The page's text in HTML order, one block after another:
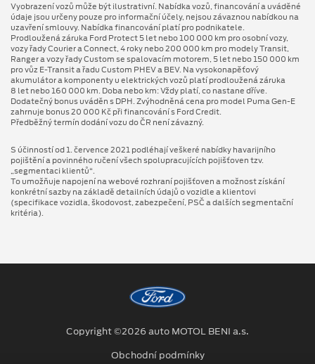
Vyobrazení vozů může být ilustrativní. Nabídka vozů, financování a uváděné
údaje jsou určeny pouze pro informační účely, nejsou závaznou nabídkou na
uzavření smlouvy. Nabídka financování platí pro podnikatele.
Prodloužená záruka Ford Protect 5 let nebo 100 000 km pro osobní vozy,
vozy řady Courier a Connect, 4 roky nebo 200 000 km pro modely Transit,
Ranger a vozy řady Custom se spalovacím motorem, 5 let nebo 150 000 km
pro vůz E-Transit a řadu Custom PHEV a BEV. Na vysokonapěťový
akumulátor a komponenty u elektrických vozů platí prodloužená záruka
8 let nebo 160 000 km. Doba nebo km: Vždy platí, co nastane dříve.
Dodatečný bonus uváděn s DPH. Zvýhodněná cena pro model Puma Gen⁠-⁠E
zahrnuje bonus 20 000 Kč při financování s Ford Credit.
Předběžný termín dodání vozu do ČR není závazný.
S účinností od 1. července 2021 podléhají veškeré nabídky havarijního
pojištění a povinného ručení všech spolupracujících pojišťoven tzv.
„segmentaci klientů“.
To umožňuje napojení na webové rozhraní pojišťoven a možnost získání
konkrétní sazby na základě detailních údajů o vozidle a klientovi
(specifikace vozidla, škodovost, zabezpečení, PSČ a dalších segmentační
kritéria).
Copyright ©2026 auto MOTOL BENI a.s.
Obchodní podmínky